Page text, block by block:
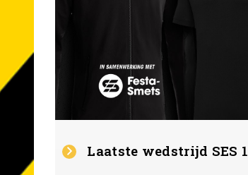
Laatste wedstrijd SES 1